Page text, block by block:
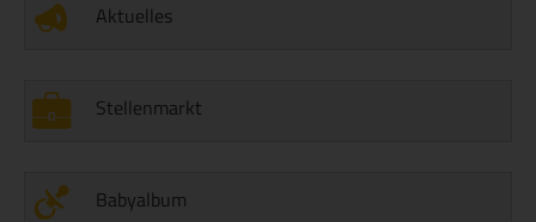
Aktuelles
Stellenmarkt
Babyalbum